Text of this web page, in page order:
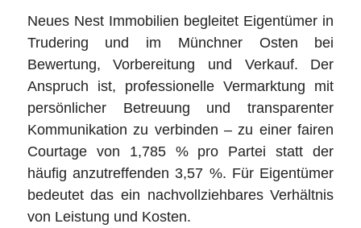
Neues Nest Immobilien begleitet Eigentümer in
Trudering und im Münchner Osten bei
Bewertung, Vorbereitung und Verkauf. Der
Anspruch ist, professionelle Vermarktung mit
persönlicher Betreuung und transparenter
Kommunikation zu verbinden – zu einer fairen
Courtage von 1,785 % pro Partei statt der
häufig anzutreffenden 3,57 %. Für Eigentümer
bedeutet das ein nachvollziehbares Verhältnis
von Leistung und Kosten.